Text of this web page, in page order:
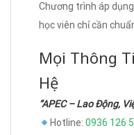
Chương trình áp
học viên chỉ cần
Mọi Thông
Hệ
“APEC – Lao Động,
Hotline: 0936 126